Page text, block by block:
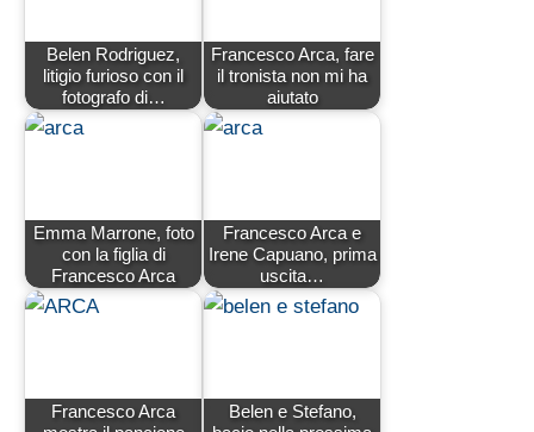
Belen Rodriguez,
litigio furioso con il
fotografo di…
Francesco Arca, fare
il tronista non mi ha
aiutato
Emma Marrone, foto
con la figlia di
Francesco Arca
Francesco Arca e
Irene Capuano, prima
uscita…
Francesco Arca
Belen e Stefano,